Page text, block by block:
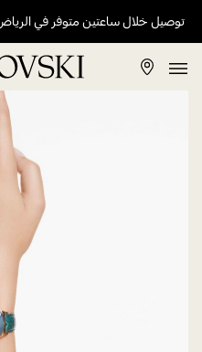
توصيل خلال ساعتين متوفر في الرياض